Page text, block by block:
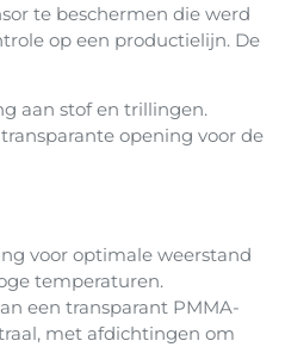
te beschermen die werd
op een productielijn. De
aan stof en trillingen.
opening voor de
voor optimale weerstand
temperaturen.
een transparant PMMA-
met afdichtingen om